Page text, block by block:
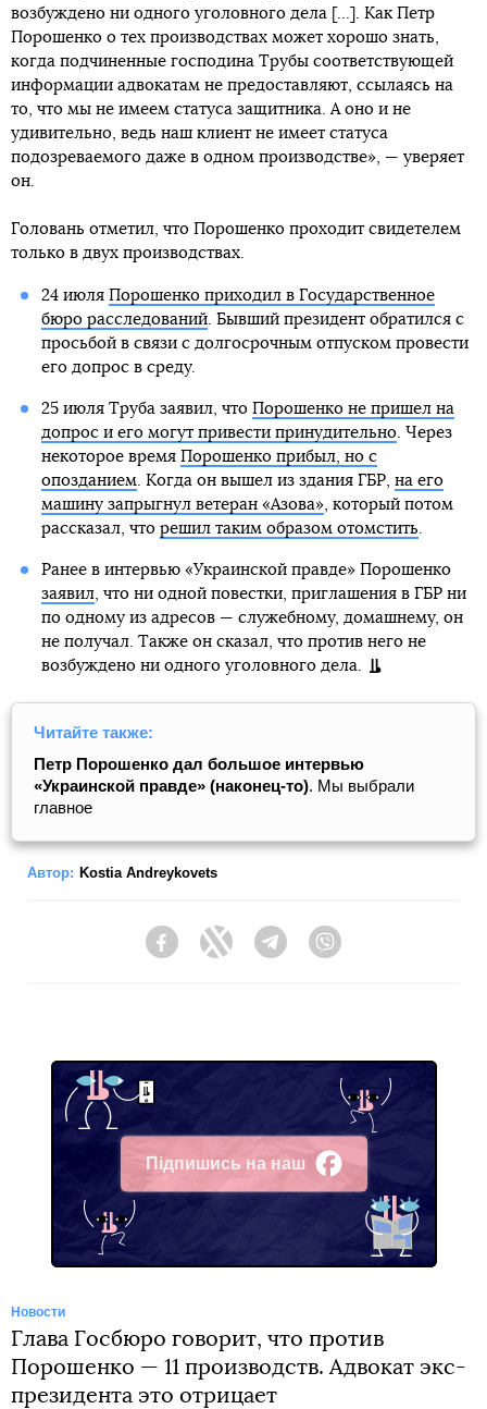
возбуждено ни одного уголовного дела [...]. Как Петр
Порошенко о тех производствах может хорошо знать,
когда подчиненные господина Трубы соответствующей
информации адвокатам не предоставляют, ссылаясь на
то, что мы не имеем статуса защитника. А оно и не
удивительно, ведь наш клиент не имеет статуса
подозреваемого даже в одном производстве», — уверяет
он.
Головань отметил, что Порошенко проходит свидетелем
только в двух производствах.
24 июля Порошенко приходил в Государственное
бюро расследований. Бывший президент обратился с
просьбой в связи с долгосрочным отпуском провести
его допрос в среду.
25 июля Труба заявил, что Порошенко не пришел на
допрос и его могут привести принудительно. Через
некоторое время Порошенко прибыл, но с
опозданием. Когда он вышел из здания ГБР, на его
машину запрыгнул ветеран «Азова», который потом
рассказал, что решил таким образом отомстить.
Ранее в интервью «Украинской правде» Порошенко
заявил, что ни одной повестки, приглашения в ГБР ни
по одному из адресов — служебному, домашнему, он
не получал. Также он сказал, что против него не
возбуждено ни одного уголовного дела.
Читайте также:
Петр Порошенко дал большое интервью
«Украинской правде» (наконец-то). Мы выбрали
главное
Автор: Kostia Andreykovets
FacebookTwitter Telegram
Підпишись на наш
Facebook
Новости
Глава Госбюро говорит, что против
Порошенко — 11 производств. Адвокат экс-
президента это отрицает